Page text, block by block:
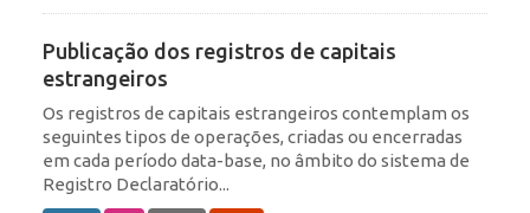
Publicação dos registros de capitais
estrangeiros
Os registros de capitais estrangeiros contemplam os
seguintes tipos de operações, criadas ou encerradas
em cada período data-base, no âmbito do sistema de
Registro Declaratório...